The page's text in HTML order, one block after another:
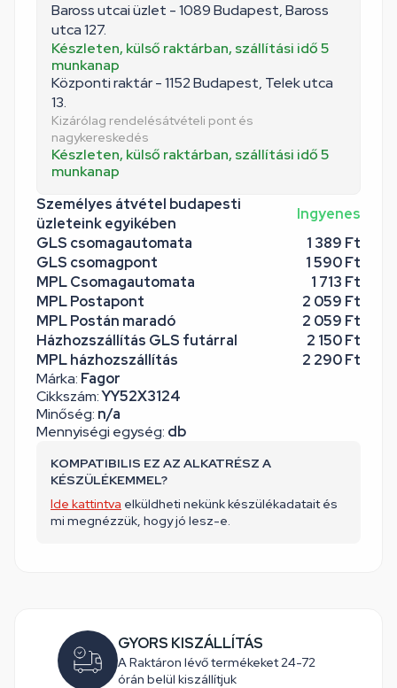
Márka: Fagor
Cikkszám:YY52X3124
Minőség: n/a
Mennyiségi egység: db
Baross utcai üzlet - 1089 Budapest, Baross
utca 127.
Készleten, külső raktárban, szállítási idő 5
munkanap
Központi raktár - 1152 Budapest, Telek utca
13.
Kizárólag rendelésátvételi pont és
nagykereskedés
Készleten, külső raktárban, szállítási idő 5
munkanap
Személyes átvétel budapesti
üzleteink egyikében
Ingyenes
GLS csomagautomata
1 389 Ft
GLS csomagpont
1 590 Ft
MPL Csomagautomata
1 713 Ft
MPL Postapont
2 059 Ft
MPL Postán maradó
2 059 Ft
Házhozszállítás GLS futárral
2 150 Ft
MPL házhozszállítás
2 290 Ft
KOMPATIBILIS EZ AZ ALKATRÉSZ A
KÉSZÜLÉKEMMEL?
Ide kattintva elküldheti nekünk készülékadatait és
mi megnézzük, hogy jó lesz-e.
GYORS KISZÁLLÍTÁS
A Raktáron lévő termékeket 24-72
órán belül kiszállítjuk